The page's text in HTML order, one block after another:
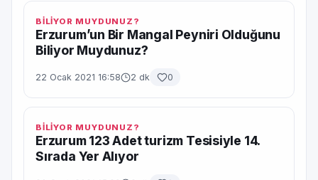
BİLİYOR MUYDUNUZ?
Erzurum’un Bir Mangal Peyniri Olduğunu
Biliyor Muydunuz?
22 Ocak 2021 16:58 2 dk 0
BİLİYOR MUYDUNUZ?
Erzurum 123 Adet turizm Tesisiyle 14.
Sırada Yer Alıyor